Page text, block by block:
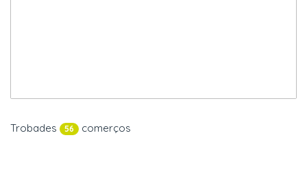
Trobades 56 comerços